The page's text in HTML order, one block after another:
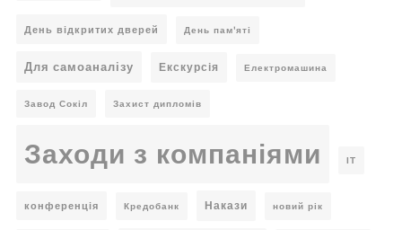
День відкритих дверей День пам'яті
Для самоаналізу Екскурсія Електромашина
Завод Сокіл Захист дипломів
Заходи з компаніями ІТ
конференція Кредобанк Накази новий рік